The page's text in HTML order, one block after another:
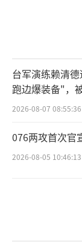
泽连斯
由军方
表团正在
术”问题进
，乌
台军演练赖清
跑边爆装备"，
习状况频出引发
2026-08-07 08:55:36
076两攻首次官
2026-08-05 10:46:13